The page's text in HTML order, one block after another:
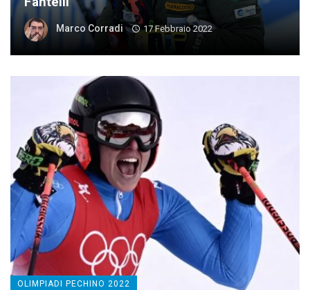
Marco Corradi 17 Febbraio 2022
OLIMPIADI PECHINO 2022